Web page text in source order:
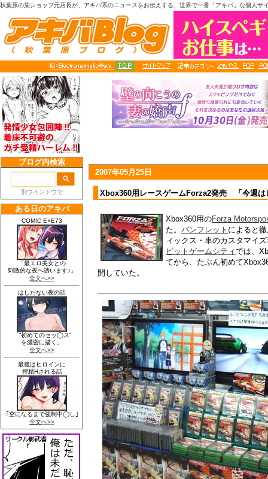
秋葉原の某ショップ元店長が、アキバ系のニュースをお伝えする、世界で一番「アキバ」な個人サ
2007年05月25日
Xbox360用レースゲームForza2発売 「今週は
Xbox360用のForza
た。 パンフレット によると
ィックス・車のカスタマイ
ビットゲームシティでは、
てから、たぶん初めて
開していた。